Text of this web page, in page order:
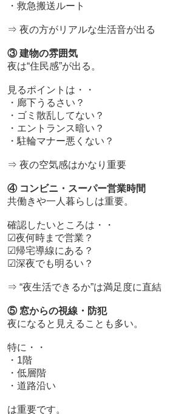
・救急搬送ルート
⇒ 夜の方がリアルな生活音が出る
③ 建物の雰囲気
夜は“住民感”が出る。
見るポイントは・・
・廊下うるさい？
・ゴミ散乱してない？
・エントランス暗い？
・駐輪マナー悪くない？
⇒ 夜の空気感はかなり重要
④ コンビニ・スーパー営業時間
共働きや一人暮らしは重要。
確認したいところは・・
☑夜何時まで営業？
☑帰宅導線にある？
☑深夜でも明るい？
⇒ “夜生活できるか”は満足度に直結
⑤ 窓からの視線・防犯
夜になると見えることも多い。
特に・・
・1階
・低層階
・道路沿い
は重要です。